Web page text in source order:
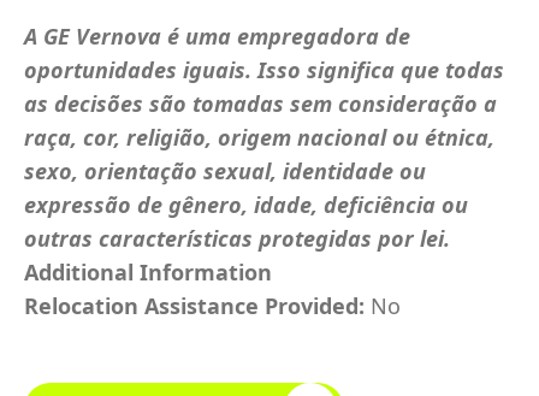
A GE Vernova é uma empregadora de
oportunidades iguais. Isso significa que todas
as decisões são tomadas sem consideração a
raça, cor, religião, origem nacional ou étnica,
sexo, orientação sexual, identidade ou
expressão de gênero, idade, deficiência ou
outras características protegidas por lei.
Additional Information
Relocation Assistance Provided: No